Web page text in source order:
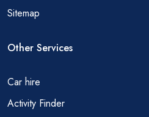
Sitemap
Other Services
Car hire
Activity Finder